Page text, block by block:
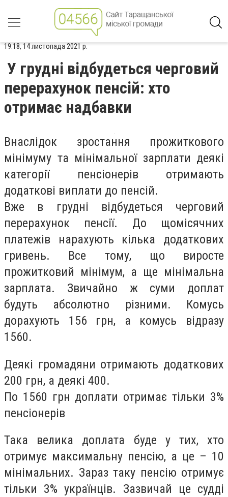
19:18, 14 листопада 2021 р.
У грудні відбудеться черговий
перерахунок пенсій: хто
отримає надбавки
Внаслідок зростання прожиткового
мінімуму та мінімальної зарплати деякі
категорії пенсіонерів отримають
додаткові виплати до пенсій.
Вже в грудні відбудеться черговий
перерахунок пенсії. До щомісячних
платежів нарахують кілька додаткових
гривень. Все тому, що виросте
прожитковий мінімум, а ще мінімальна
зарплата. Звичайно ж суми доплат
будуть абсолютно різними. Комусь
дорахують 156 грн, а комусь відразу
1560.
Деякі громадяни отримають додаткових
200 грн, а деякі 400.
По 1560 грн доплати отримає тільки 3%
пенсіонерів
Така велика доплата буде у тих, хто
отримує максимальну пенсію, а це – 10
мінімальних. Зараз таку пенсію отримує
тільки 3% українців. Зазвичай це судді